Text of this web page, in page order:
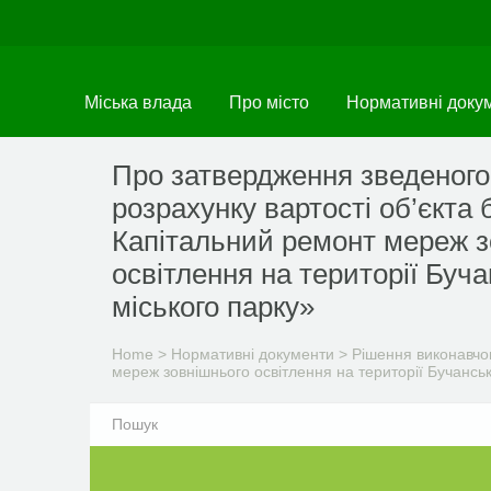
Міська влада Про місто Нормативні
Про затвердження
розрахунку вартості об’єкта
Капітальний ремонт мереж
освітлення на території
міського парку»
Home > Нормативні документи > Рішення
мереж зовнішнього освітлення на території